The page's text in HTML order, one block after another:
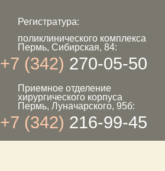
Регистратура:
поликлинического комплекса
Пермь, Сибирская, 84:
+7 (342) 270-05-50
Приемное отделение
хирургического корпуса
Пермь, Луначарского, 95б:
+7 (342) 216-99-45